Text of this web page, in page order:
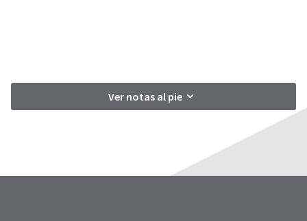
Ver notas al pie